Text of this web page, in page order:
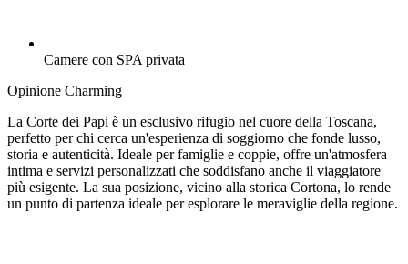
Camere con SPA privata
Opinione Charming
La Corte dei Papi è un esclusivo rifugio nel cuore della Toscana,
perfetto per chi cerca un'esperienza di soggiorno che fonde lusso,
storia e autenticità. Ideale per famiglie e coppie, offre un'atmosfera
intima e servizi personalizzati che soddisfano anche il viaggiatore
più esigente. La sua posizione, vicino alla storica Cortona, lo rende
un punto di partenza ideale per esplorare le meraviglie della regione.